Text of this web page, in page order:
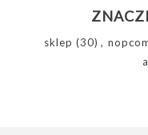
sklep (30) ,